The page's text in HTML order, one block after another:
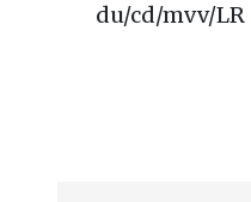
du/cd/mvv/LR